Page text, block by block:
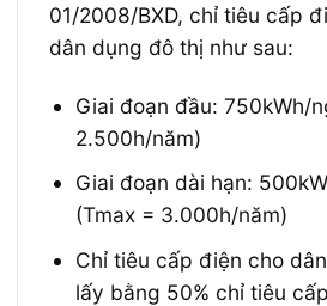
01/2008/BXD, chỉ tiêu cấp
dân dụng đô thị như sau:
Giai đoạn đầu: 750kWh/
2.500h/năm)
Giai đoạn dài hạn:
(Tmax = 3.000h/năm)
Chỉ tiêu cấp điện cho
lấy bằng 50% chỉ tiêu